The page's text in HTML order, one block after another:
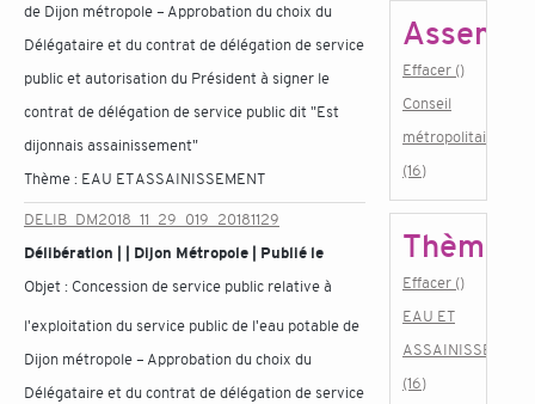
de Dijon métropole – Approbation du choix du
Délégataire et du contrat de délégation de service
public et autorisation du Président à signer le
contrat de délégation de service public dit "Est
dijonnais assainissement"
Thème : EAU ET ASSAINISSEMENT
DELIB_DM2018_11_29_019_20181129
Délibération | | Dijon Métropole | Publié le
Objet : Concession de service public relative à
l'exploitation du service public de l'eau potable de
Dijon métropole – Approbation du choix du
Délégataire et du contrat de délégation de service
Effacer ()
Conseil
métropolitain
(16)
Thème
Effacer ()
EAU ET
ASSAINISSEMENT
(16)